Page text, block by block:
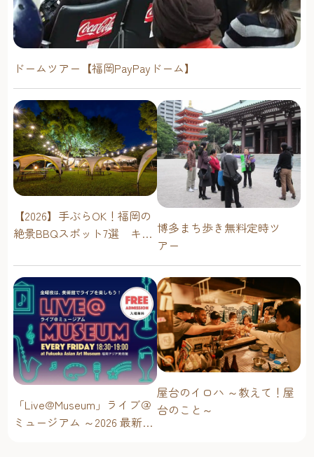
ドームツアー【福岡PayPayドーム】
【2026】手ぶらOK！福岡の
絶景BBQスポット7選 キャ
に楽しむ
博多まち歩き無料定時ツ
アー
「Live@Museum」ライブ＠
ミュージアム ～2026 最新イ
屋台のイロハ ～教えて！屋
台のこと～